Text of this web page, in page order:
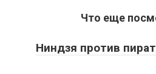
Что еще
Ниндзя против